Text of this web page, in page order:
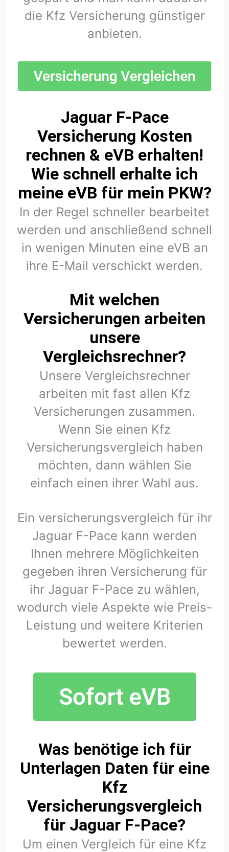
die Kfz Versicherung günstiger
anbieten.
Jaguar F-Pace
Versicherung Kosten
rechnen & eVB erhalten!
Wie schnell erhalte ich
meine eVB für mein PKW?
In der Regel schneller bearbeitet
werden und anschließend schnell
in wenigen Minuten eine eVB an
ihre E-Mail verschickt werden.
Mit welchen
Versicherungen arbeiten
unsere
Vergleichsrechner?
Unsere Vergleichsrechner
arbeiten mit fast allen Kfz
Versicherungen zusammen.
Wenn Sie einen Kfz
Versicherungsvergleich haben
möchten, dann wählen Sie
einfach einen ihrer Wahl aus.
Ein versicherungsvergleich für ihr
Jaguar F-Pace kann werden
Ihnen mehrere Möglichkeiten
gegeben ihren Versicherung für
ihr Jaguar F-Pace zu wählen,
wodurch viele Aspekte wie Preis-
Leistung und weitere Kriterien
bewertet werden.
Was benötige ich für
Unterlagen Daten für eine
Kfz
Versicherungsvergleich
für Jaguar F-Pace?
Um einen Vergleich für eine Kfz